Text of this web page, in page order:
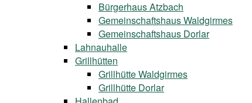
Bürgerhaus Atzbach
Gemeinschaftshaus Waldgirmes
Gemeinschaftshaus Dorlar
Lahnauhalle
Grillhütten
Grillhütte Waldgirmes
Grillhütte Dorlar